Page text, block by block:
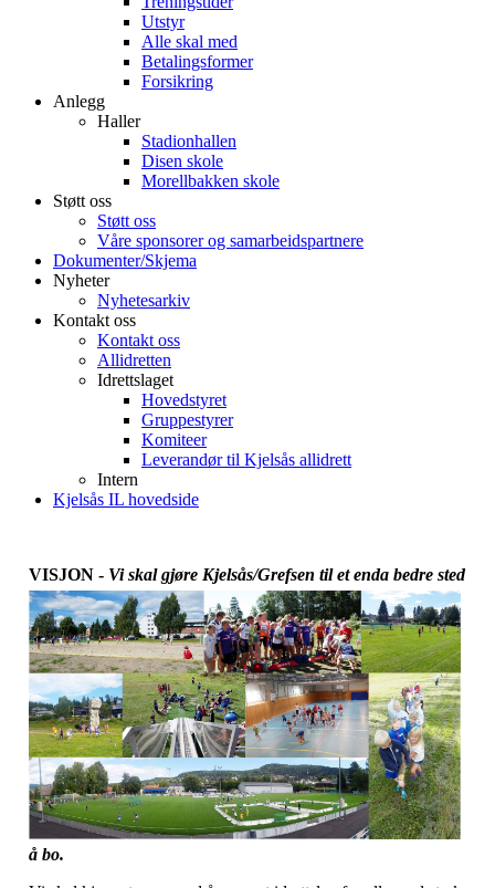
Utstyr
Alle skal med
Betalingsformer
Forsikring
Anlegg
Haller
Stadionhallen
Disen skole
Morellbakken skole
Støtt oss
Støtt oss
Våre sponsorer og samarbeidspartnere
Dokumenter/Skjema
Nyheter
Nyhetesarkiv
Kontakt oss
Kontakt oss
Allidretten
Idrettslaget
Hovedstyret
Gruppestyrer
Komiteer
Leverandør til Kjelsås allidrett
Intern
Kjelsås IL hovedside
VISJON - Vi skal gjøre Kjelsås/Grefsen til et enda bedre sted
å bo.